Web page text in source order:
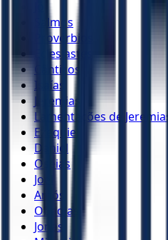
Salmos
Provérbios
Eclesiastes
Cânticos
Isaías
Jeremias
Lamentações de Jeremias
Ezequiel
Daniel
Oséias
Joel
Amós
Obadias
Jonas